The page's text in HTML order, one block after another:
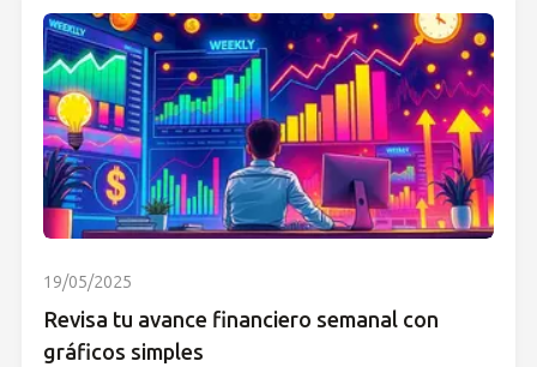
19/05/2025
Revisa tu avance financiero semanal con
gráficos simples